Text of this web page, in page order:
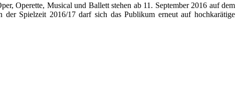
Operette, Musical und Ballett stehen ab 11. September 2016 auf dem
der Spielzeit 2016/17 darf sich das Publikum erneut auf hochkarätige